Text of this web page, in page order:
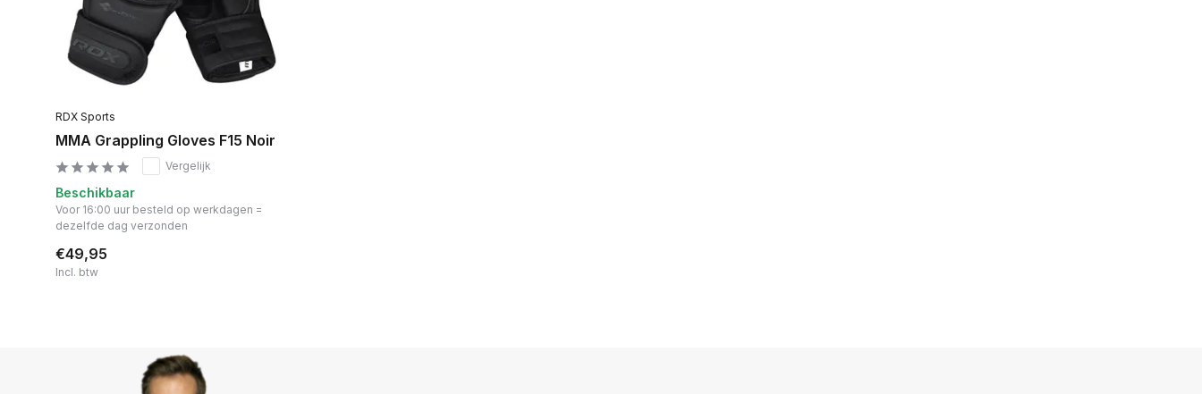
RDX Sports
MMA Grappling Gloves F15 Noir
Vergelijk
Beschikbaar
Voor 16:00 uur besteld op werkdagen =
dezelfde dag verzonden
€49,95
Incl. btw